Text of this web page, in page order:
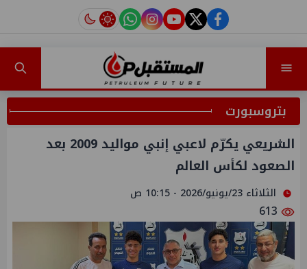
facebook
twitter
youtube
instagram
tiktok
بتروسبورت
الشريعي يكرّم لاعبي إنبي مواليد 2009 بعد
الصعود لكأس العالم
الثلاثاء 23/يونيو/2026 - 10:15 ص